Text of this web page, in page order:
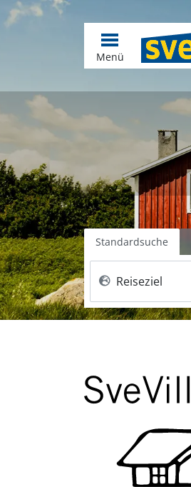
Menü
Standardsuche
Reiseziel